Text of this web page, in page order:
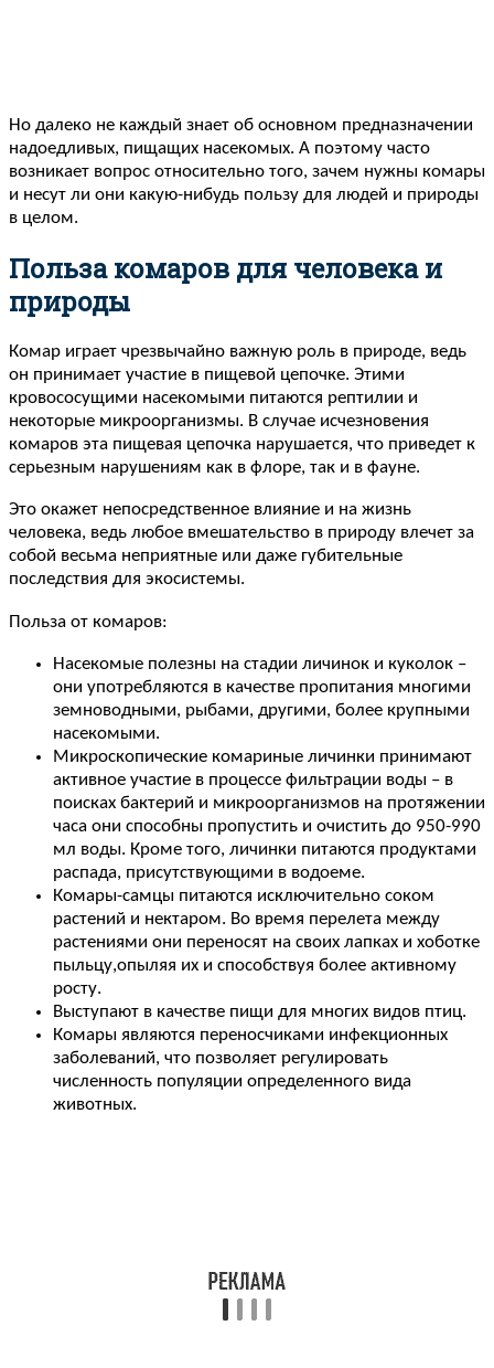
Но далеко не каждый знает об основном предназначении
надоедливых, пищащих насекомых. А поэтому часто
возникает вопрос относительно того, зачем нужны комары
и несут ли они какую-нибудь пользу для людей и природы
в целом.
Польза комаров для человека и
природы
Комар играет чрезвычайно важную роль в природе, ведь
он принимает участие в пищевой цепочке. Этими
кровососущими насекомыми питаются рептилии и
некоторые микроорганизмы. В случае исчезновения
комаров эта пищевая цепочка нарушается, что приведет к
серьезным нарушениям как в флоре, так и в фауне.
Это окажет непосредственное влияние и на жизнь
человека, ведь любое вмешательство в природу влечет за
собой весьма неприятные или даже губительные
последствия для экосистемы.
Польза от комаров:
Насекомые полезны на стадии личинок и куколок –
они употребляются в качестве пропитания многими
земноводными, рыбами, другими, более крупными
насекомыми.
Микроскопические комариные личинки принимают
активное участие в процессе фильтрации воды – в
поисках бактерий и микроорганизмов на протяжении
часа они способны пропустить и очистить до 950-990
мл воды. Кроме того, личинки питаются продуктами
распада, присутствующими в водоеме.
Комары-самцы питаются исключительно соком
растений и нектаром. Во время перелета между
растениями они переносят на своих лапках и хоботке
пыльцу,опыляя их и способствуя более активному
росту.
Выступают в качестве пищи для многих видов птиц.
Комары являются переносчиками инфекционных
заболеваний, что позволяет регулировать
численность популяции определенного вида
животных.